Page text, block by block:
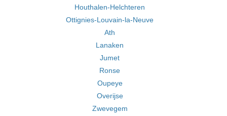
Houthalen-Helchteren
Ottignies-Louvain-la-Neuve
Ath
Lanaken
Jumet
Ronse
Oupeye
Overijse
Zwevegem